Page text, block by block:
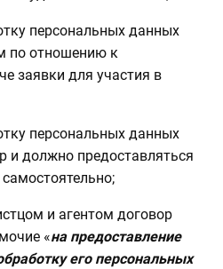
персональных данных
по отношению к
заявки для участия в
персональных данных
и должно предоставляться
и агентом договор
«на предоставление
его персональных